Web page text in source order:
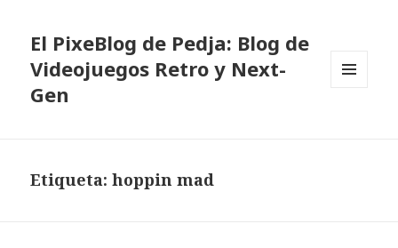
El PixeBlog de Pedja: Blog de
Videojuegos Retro y Next-
Gen
Etiqueta:hoppin mad